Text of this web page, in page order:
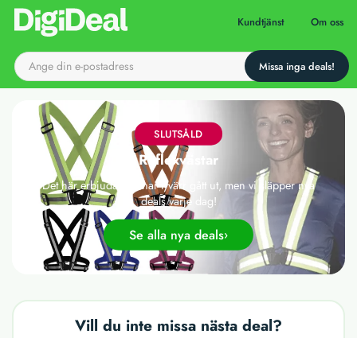
Till startsidan Kundtjänst Om oss
SLUTSÅLD
Reflexvästar
Det här erbjudandet har tyvärr gått ut, men vi släpper nya
deals varje dag!
Se alla nya deals
Vill du inte missa nästa deal?